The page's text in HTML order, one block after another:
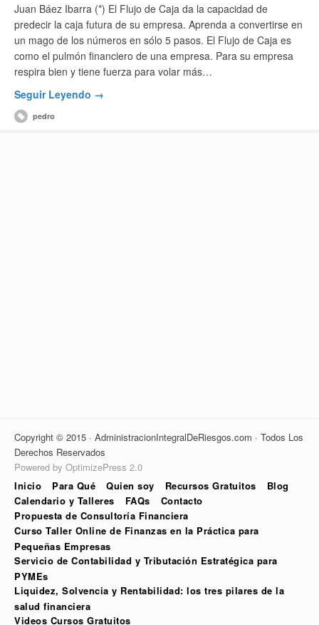
Juan Báez Ibarra (*) El Flujo de Caja da la capacidad de
predecir la caja futura de su empresa. Aprenda a convertirse en
un mago de los números en sólo 5 pasos. El Flujo de Caja es
como el pulmón financiero de una empresa. Para su empresa
respira bien y tiene fuerza para volar más…
Seguir Leyendo →
pedro
Copyright © 2015 · AdministracionIntegralDeRiesgos.com · Todos Los
Derechos Reservados
Powered by OptimizePress 2.0
Inicio
Para Qué Quien soy Recursos Gratuitos
Blog
Calendario y Talleres
FAQs
Contacto
Propuesta de Consultoría Financiera
Curso Taller Online de Finanzas en la Práctica para
Pequeñas Empresas
Servicio de Contabilidad y Tributación Estratégica para
PYMEs
Liquidez, Solvencia y Rentabilidad: los tres pilares de la
salud financiera
Videos Cursos Gratuitos